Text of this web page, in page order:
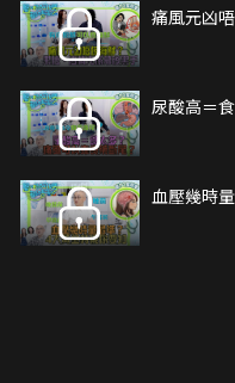
痛風元凶
尿酸高＝
血壓幾時